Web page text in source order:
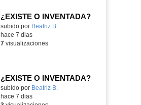
¿EXISTE O INVENTADA?
Contenido educativo.
subido por Beatriz B.
hace 7 dias
7visualizaciones
¿EXISTE O INVENTADA?
Contenido educativo.
subido por Beatriz B.
hace 7 dias